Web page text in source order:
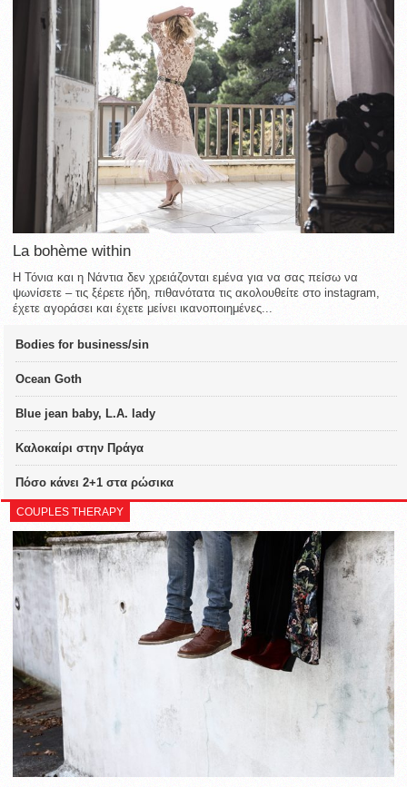
La bohème within
Η Τόνια και η Νάντια δεν χρειάζονται εμένα για να σας πείσω να
ψωνίσετε – τις ξέρετε ήδη, πιθανότατα τις ακολουθείτε στο instagram,
έχετε αγοράσει και έχετε μείνει ικανοποιημένες...
Bodies for business/sin
Ocean Goth
Blue jean baby, L.A. lady
Καλοκαίρι στην Πράγα
Πόσο κάνει 2+1 στα ρώσικα
COUPLES THERAPY